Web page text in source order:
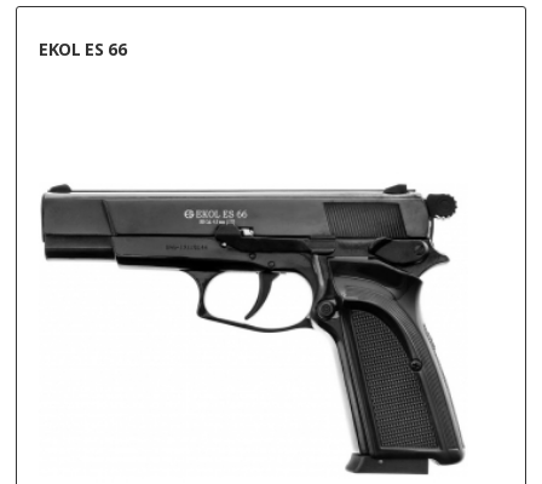
EKOL ES 66